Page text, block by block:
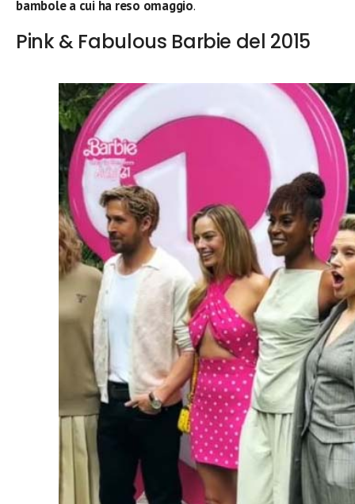
bambole a cui ha reso omaggio.
Pink & Fabulous Barbie del 2015